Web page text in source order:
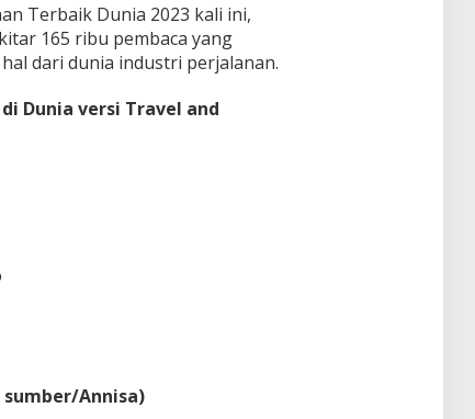
Terbaik Dunia 2023 kali ini,
165 ribu pembaca yang
dari dunia industri perjalanan.
Dunia versi Travel and
Annisa)